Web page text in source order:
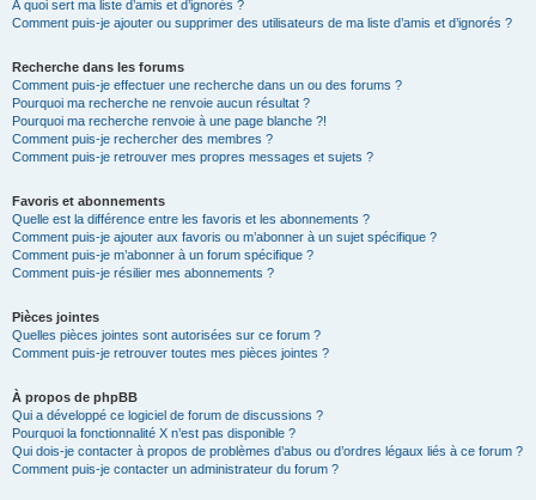
À quoi sert ma liste d’amis et d’ignorés ?
Comment puis-je ajouter ou supprimer des utilisateurs de ma liste d’amis et d’ignorés ?
Recherche dans les forums
Comment puis-je effectuer une recherche dans un ou des forums ?
Pourquoi ma recherche ne renvoie aucun résultat ?
Pourquoi ma recherche renvoie à une page blanche ?!
Comment puis-je rechercher des membres ?
Comment puis-je retrouver mes propres messages et sujets ?
Favoris et abonnements
Quelle est la différence entre les favoris et les abonnements ?
Comment puis-je ajouter aux favoris ou m’abonner à un sujet spécifique ?
Comment puis-je m’abonner à un forum spécifique ?
Comment puis-je résilier mes abonnements ?
Pièces jointes
Quelles pièces jointes sont autorisées sur ce forum ?
Comment puis-je retrouver toutes mes pièces jointes ?
À propos de phpBB
Qui a développé ce logiciel de forum de discussions ?
Pourquoi la fonctionnalité X n’est pas disponible ?
Qui dois-je contacter à propos de problèmes d’abus ou d’ordres légaux liés à ce forum ?
Comment puis-je contacter un administrateur du forum ?